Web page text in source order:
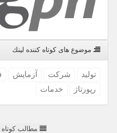
موضوع های كوتاه كننده لینك
تولید شركت آزمایش
رپورتاژ
خدمات
مطالب کوتاه